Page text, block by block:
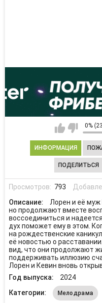
0%
ИНФОРМАЦИЯ
ПОДЕЛИТЬСЯ
Просмотров: 793
Описание:
Лорен и её муж
но продолжают вместе
воссоединиться и
дух поможет ему в этом.
на рождественские
её новостью о
вид, что они продолжают
поддерживать иллюзию
Лорен и Кевин вновь
Год выпуска:
2024
Категории:
Мелодрама